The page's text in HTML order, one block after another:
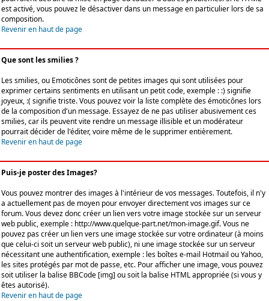
est activé, vous pouvez le désactiver dans un message en particulier lors de sa
composition.
Revenir en haut de page
Que sont les smilies ?
Les smilies, ou Emoticônes sont de petites images qui sont utilisées pour
exprimer certains sentiments en utilisant un petit code, exemple : :) signifie
joyeux, :( signifie triste. Vous pouvez voir la liste complète des émoticônes lors
de la composition d'un message. Essayez de ne pas utiliser abusivement ces
smilies, car ils peuvent vite rendre un message illisible et un modérateur
pourrait décider de l'éditer, voire même de le supprimer entièrement.
Revenir en haut de page
Puis-je poster des Images?
Vous pouvez montrer des images à l'intérieur de vos messages. Toutefois, il n'y
a actuellement pas de moyen pour envoyer directement vos images sur ce
forum. Vous devez donc créer un lien vers votre image stockée sur un serveur
web public, exemple : http://www.quelque-part.net/mon-image.gif. Vous ne
pouvez pas créer un lien vers une image stockée sur votre ordinateur (à moins
que celui-ci soit un serveur web public), ni une image stockée sur un serveur
nécessitant une authentification, exemple : les boîtes e-mail Hotmail ou Yahoo,
les sites protégés par mot de passe, etc. Pour afficher une image, vous pouvez
soit utiliser la balise BBCode [img] ou soit la balise HTML appropriée (si vous y
êtes autorisé).
Revenir en haut de page